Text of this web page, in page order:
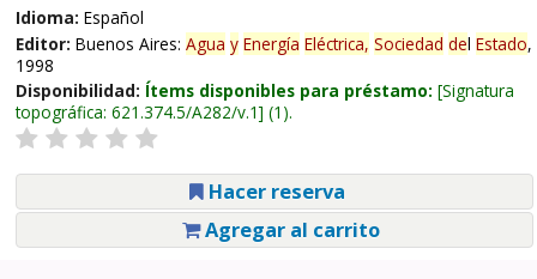
Idioma: Español
Editor: Buenos Aires: Agua y Energía Eléctrica, Sociedad del Estado,
1998
Disponibilidad: Ítems disponibles para préstamo: Signatura
topográfica: 621.374.5/A282/v.1 (1).
Hacer reserva
Agregar al carrito